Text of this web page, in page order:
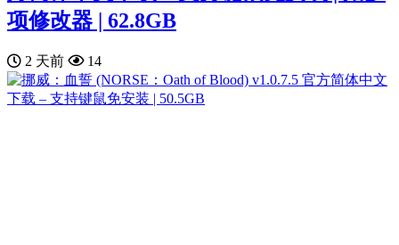
项修改器 | 62.8GB
2 天前 14